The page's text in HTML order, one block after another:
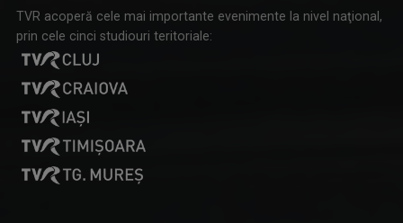
LUMEA DE APROAPE
O lectură în limbaj vizual/ audiovizual a ...
TVR acoperă cele mai importante evenimente la nivel naţional,
prin cele cinci studiouri teritoriale: